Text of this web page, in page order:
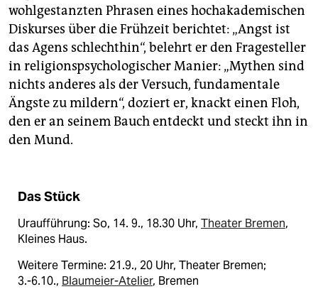
wohlgestanzten Phrasen eines hochakademischen
Diskurses über die Frühzeit berichtet: „Angst ist
das Agens schlechthin“, belehrt er den Fragesteller
in religionspsychologischer Manier: „Mythen sind
nichts anderes als der Versuch, fundamentale
Ängste zu mildern“, doziert er, knackt einen Floh,
den er an seinem Bauch entdeckt und steckt ihn in
den Mund.
Das Stück
Uraufführung: So, 14. 9., 18.30 Uhr, Theater Bremen,
Kleines Haus.
Weitere Termine: 21.9., 20 Uhr, Theater Bremen;
3.-6.10., Blaumeier-Atelier, Bremen